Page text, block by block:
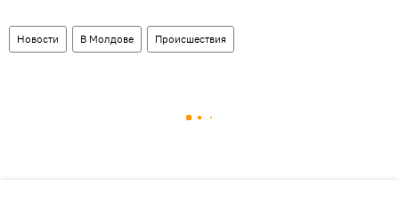
Новости В Молдове Происшествия